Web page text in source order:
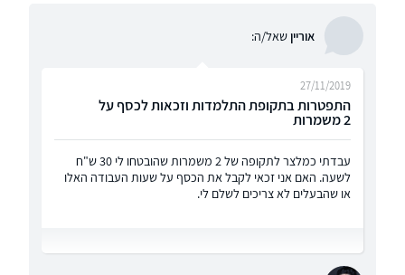
אורייןשאל/ה:
התפטרות בתקופת התלמדות וזכאות לכסף על
2 משמרות
27/11/2019
עבדתי כמלצר לתקופה של 2 משמרות שהובטחו לי 30 ש"ח
לשעה. האם אני זכאי לקבל את הכסף על שעות העבודה האלו
או שהבעלים לא צריכים לשלם לי.